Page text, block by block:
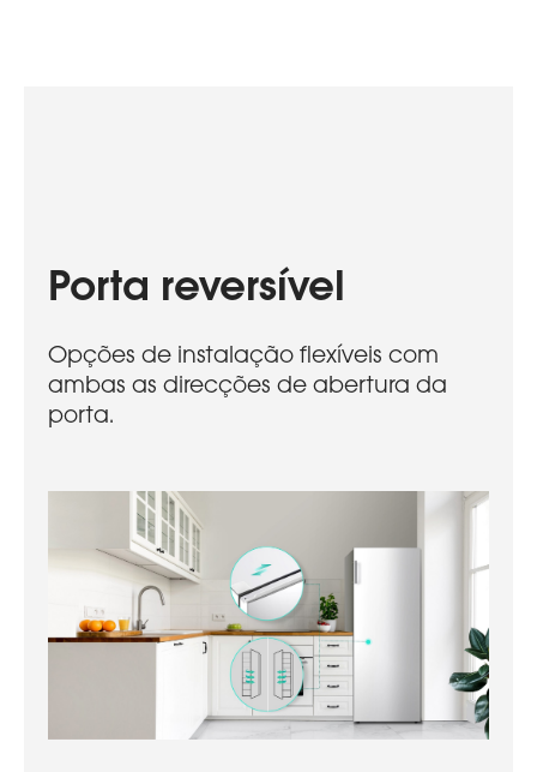
Porta reversível
Opções de instalação flexíveis com
ambas as direcções de abertura da
porta.